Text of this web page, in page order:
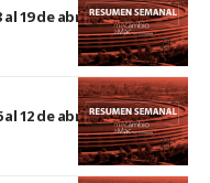
19 de abril de 2020
12 de abril de 2020